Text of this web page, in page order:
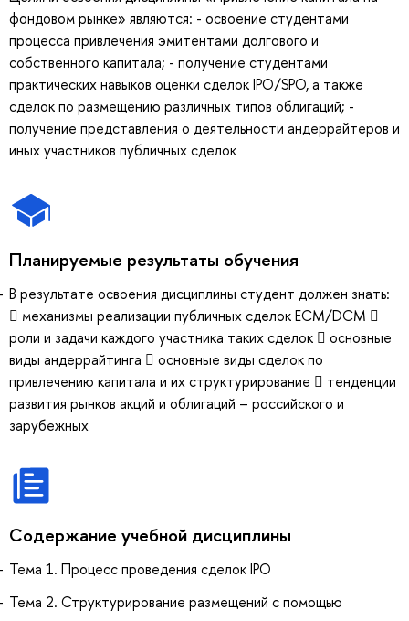
фондовом рынке» являются: - освоение студентами
процесса привлечения эмитентами долгового и
собственного капитала; - получение студентами
практических навыков оценки сделок IPO/SPO, а также
сделок по размещению различных типов облигаций; -
получение представления о деятельности андеррайтеров и
иных участников публичных сделок
Планируемые результаты обучения
В результате освоения дисциплины студент должен знать:
 механизмы реализации публичных сделок ECM/DCM 
роли и задачи каждого участника таких сделок  основные
виды андеррайтинга  основные виды сделок по
привлечению капитала и их структурирование  тенденции
развития рынков акций и облигаций – российского и
зарубежных
Содержание учебной дисциплины
Тема 1. Процесс проведения сделок IPO
Тема 2. Структурирование размещений с помощью